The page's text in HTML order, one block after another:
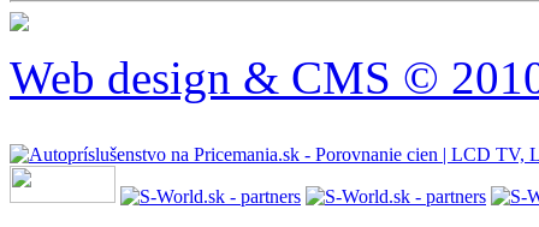
Web design & CMS ©